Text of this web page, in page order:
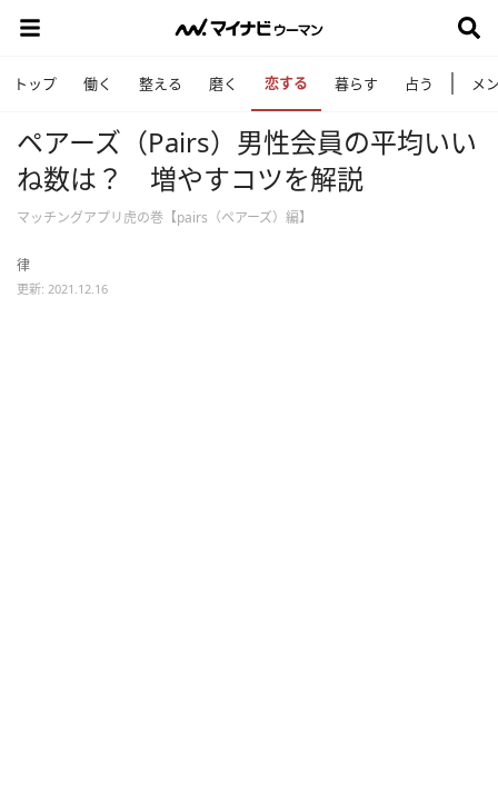
トップ 働く 整える 磨く 恋する 暮らす 占う メ
ペアーズ（Pairs）男性会員の平均いい
ね数は？ 増やすコツを解説
マッチングアプリ虎の巻【pairs（ペアーズ）編】
律
更新: 2021.12.16